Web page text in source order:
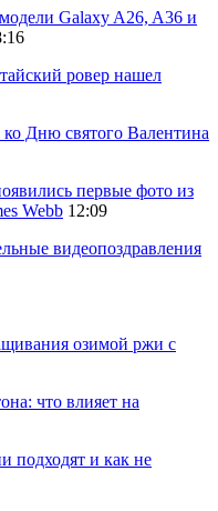
Galaxy A26, A36 и
ровер нашел
Дню святого Валентина
первые фото из
Webb 12:09
видеопоздравления
озимой ржи с
что влияет на
подходят и как не